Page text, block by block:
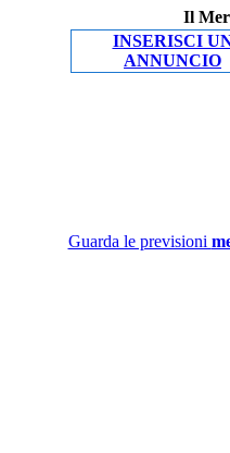
Il
INSERISCI
ANNUNCIO
Guarda le previsioni